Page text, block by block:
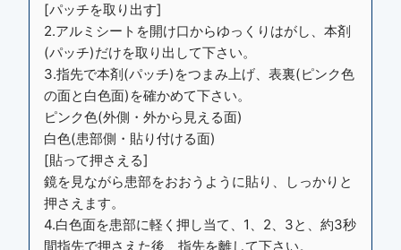
[パッチを取り出す]
2.アルミシートを開け口からゆっくりはがし、本剤
(パッチ)だけを取り出して下さい。
3.指先で本剤(パッチ)をつまみ上げ、表裏(ピンク色
の面と白色面)を確かめて下さい。
ピンク色(外側・外から見える面)
白色(患部側・貼り付ける面)
[貼って押さえる]
鏡を見ながら患部をおおうように貼り、しっかりと
押さえます。
4.白色面を患部に軽く押し当て、1、2、3と、約3秒
間指先で押さえた後、指先を離して下さい。